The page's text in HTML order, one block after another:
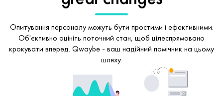
Опитування персоналу можуть бути простими і ефективними.
Об'єктивно оцініть поточний стан, щоб цілеспрямовано
крокувати вперед. Qwaybe - ваш надійний помічник на цьому
шляху.